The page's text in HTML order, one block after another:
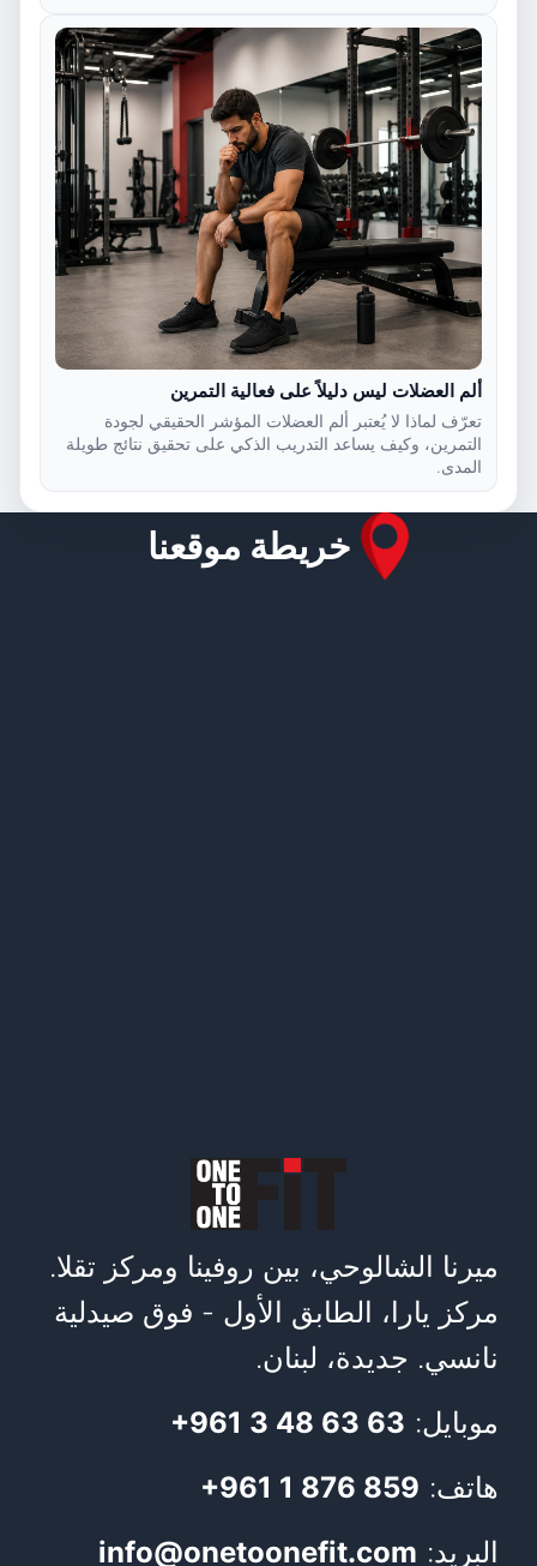
ألم العضلات ليس دليلاً على فعالية التمرين
تعرّف لماذا لا يُعتبر ألم العضلات المؤشر الحقيقي لجودة
التمرين، وكيف يساعد التدريب الذكي على تحقيق نتائج طويلة
المدى.
خريطة موقعنا
ميرنا الشالوحي، بين روفينا ومركز تقلا.
مركز يارا، الطابق الأول - فوق صيدلية
نانسي. جديدة، لبنان.
موبايل: +961 3 48 63 63
هاتف: +961 1 876 859
البريد: info@onetoonefit.com